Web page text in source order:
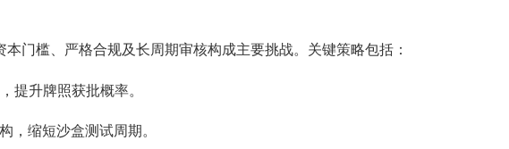
门槛、严格合规及长周期审核构成主要挑战。关键策略包括：
提升牌照获批概率。
，缩短沙盒测试周期。